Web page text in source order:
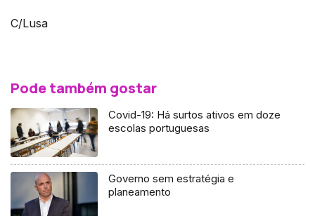
C/Lusa
Pode também gostar
Covid-19: Há surtos ativos em doze
escolas portuguesas
Governo sem estratégia e
planeamento